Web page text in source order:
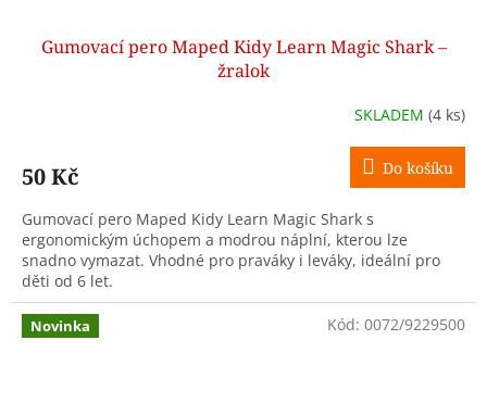
Gumovací pero Maped Kidy Learn Magic Shark –
žralok
SKLADEM (4 ks)
50 Kč Do košíku
Gumovací pero Maped Kidy Learn Magic Shark s
ergonomickým úchopem a modrou náplní, kterou lze
snadno vymazat. Vhodné pro praváky i leváky, ideální pro
děti od 6 let.
Novinka Kód: 0072/9229500